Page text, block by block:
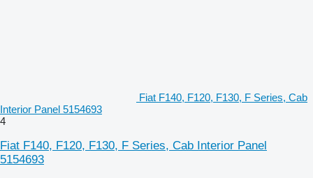
Fiat F140, F120, F130, F Series, Cab
Interior Panel 5154693
4
Fiat F140, F120, F130, F Series, Cab Interior Panel
5154693